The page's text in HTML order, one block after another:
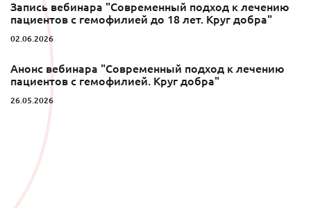
Запись вебинара "Современный подход к лечению
пациентов с гемофилией до 18 лет. Круг добра"
02.06.2026
Анонс вебинара "Современный подход к лечению
пациентов с гемофилией. Круг добра"
26.05.2026